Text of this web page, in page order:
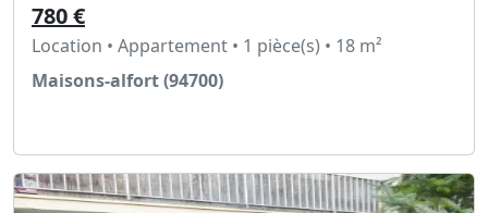
780 €
Location • Appartement • 1 pièce(s) • 18 m²
Maisons-alfort (94700)